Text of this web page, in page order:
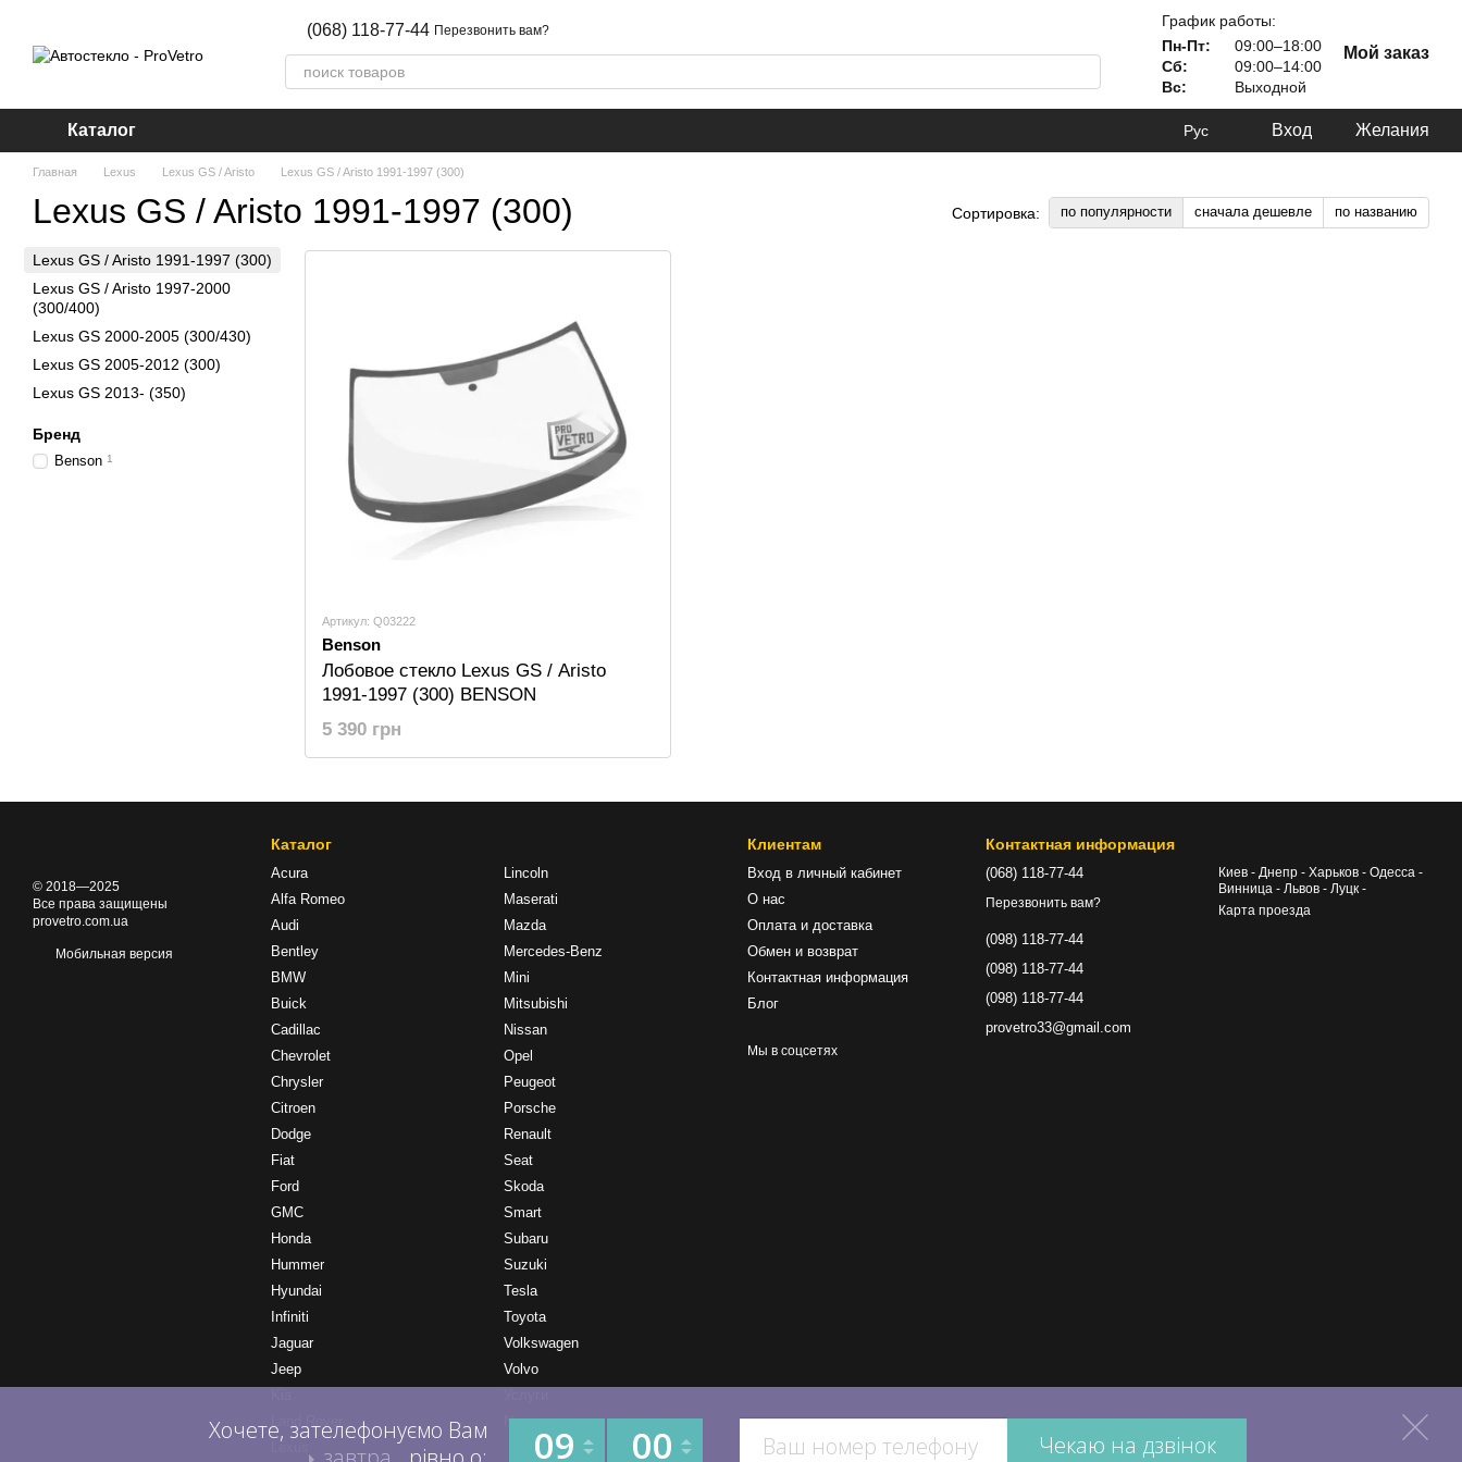
(068) 118-77-44 Перезвонить вам?
График работы:
Пн-Пт:
09:00–18:00
Сб:
09:00–14:00
Вс:
Выходной
Мой заказ
Каталог Рус Вход Желания
Главная Lexus Lexus GS / Aristo Lexus GS / Aristo 1991-1997 (300)
Lexus GS / Aristo 1991-1997 (300) Сортировка: по популярности сначала дешевле по названию
Артикул: Q03222
Benson
Лобовое стекло Lexus GS / Aristo
1991-1997 (300) BENSON
5 390 грн
Lexus GS / Aristo 1991-1997 (300)
Lexus GS / Aristo 1997-2000
(300/400)
Lexus GS 2000-2005 (300/430)
Lexus GS 2005-2012 (300)
Lexus GS 2013- (350)
Бренд
Benson 1
© 2018—2025
Все права защищены
provetro.com.ua
Мобильная версия
Каталог
Acura
Alfa Romeo
Audi
Bentley
BMW
Buick
Cadillac
Chevrolet
Chrysler
Citroen
Dodge
Fiat
Ford
GMC
Honda
Hummer
Hyundai
Infiniti
Jaguar
Jeep
Lincoln
Maserati
Mazda
Mercedes-Benz
Mini
Mitsubishi
Nissan
Opel
Peugeot
Porsche
Renault
Seat
Skoda
Smart
Subaru
Suzuki
Tesla
Toyota
Volkswagen
Volvo
New
Клиентам
Вход в личный кабинет
О нас
Оплата и доставка
Обмен и возврат
Контактная информация
Блог
Мы в соцсетях
Контактная информация
(068) 118-77-44
Перезвонить вам?
(098) 118-77-44
(098) 118-77-44
(098) 118-77-44
provetro33@gmail.com
Киев - Днепр - Харьков - Одесса -
Винница - Львов - Луцк -
Карта проезда
Хочете, зателефонуємо Вам
09 00 Чекаю на дзвінок